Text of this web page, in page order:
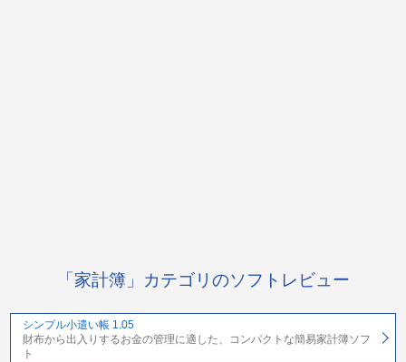
「家計簿」カテゴリのソフトレビュー
シンプル小遣い帳 1.05
財布から出入りするお金の管理に適した、コンパクトな簡易家計簿ソフ
ト